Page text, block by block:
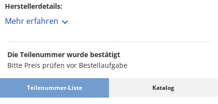
Herstellerdetails:
So konstruiert, dass die konischen Scheitel der
Mehr erfahren
Die Teilenummer wurde bestätigt
Bitte Preis prüfen vor Bestellaufgabe
Teilenummer-Liste Katalog